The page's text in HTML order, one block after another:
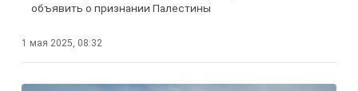
объявить о признании Палестины
1 мая 2025, 08:32